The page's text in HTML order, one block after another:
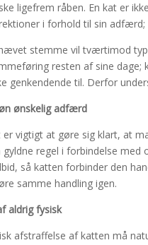
ligefrem råben. En kat er
i forhold til sin adfærd;
stemme vil tværtimod
resten af sine dage;
genkendende til. Derfor
ønskelig adfærd
er vigtigt at gøre sig klart, at
gyldne regel i forbindelse
så katten forbinder den
samme handling igen.
aldrig fysisk
afstraffelse af katten må